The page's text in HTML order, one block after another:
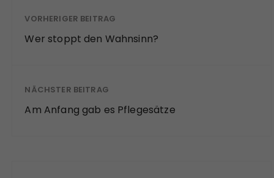
VORHERIGER BEITRAG
Wer stoppt den Wahnsinn?
NÄCHSTER BEITRAG
Am Anfang gab es Pflegesätze